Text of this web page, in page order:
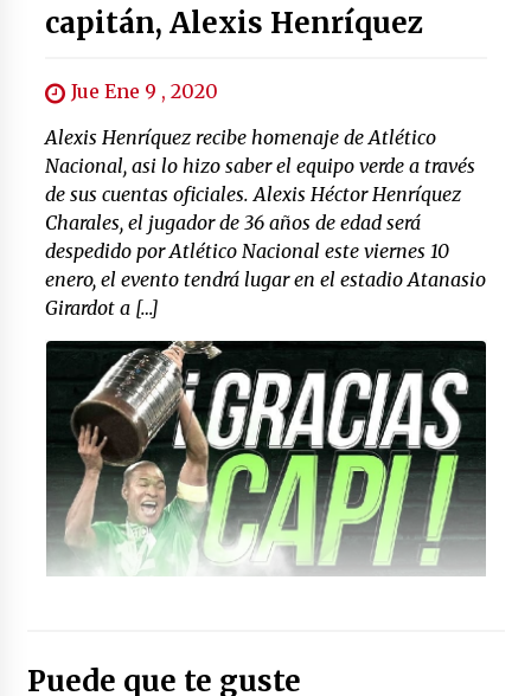
capitán, Alexis Henríquez
Jue Ene 9 , 2020
Alexis Henríquez recibe homenaje de Atlético
Nacional, asi lo hizo saber el equipo verde a través
de sus cuentas oficiales. Alexis Héctor Henríquez
Charales, el jugador de 36 años de edad será
despedido por Atlético Nacional este viernes 10
enero, el evento tendrá lugar en el estadio Atanasio
Girardot a […]
Puede que te guste